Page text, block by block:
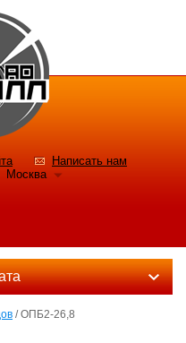
Написать нам
Москва
/ ОПБ2-26,8